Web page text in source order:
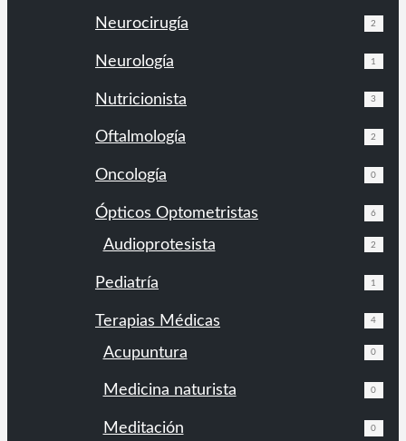
Neurocirugía 2
Neurología 1
Nutricionista 3
Oftalmología 2
Oncología 0
Ópticos Optometristas 6
Audioprotesista 2
Pediatría 1
Terapias Médicas 4
Acupuntura 0
Medicina naturista 0
Meditación 0